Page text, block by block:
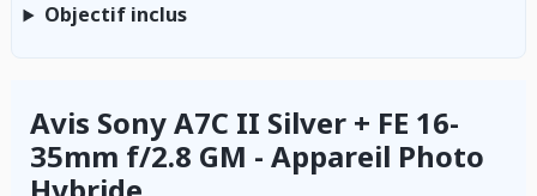
Objectif inclus
Avis Sony A7C II Silver + FE 16-
35mm f/2.8 GM - Appareil Photo